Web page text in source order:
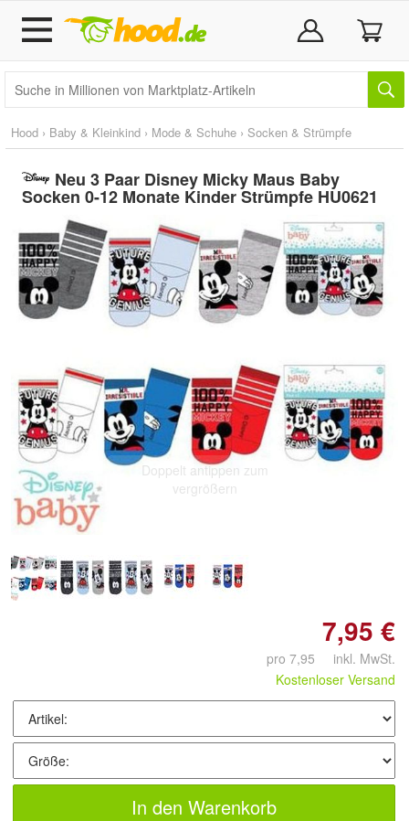
Hood › Baby & Kleinkind › Mode & Schuhe › Socken & Strümpfe
Neu 3 Paar Disney Micky Maus Baby
Socken 0-12 Monate Kinder Strümpfe HU0621
Doppelt antippen zum
vergrößern
7,95 €
pro 7,95 inkl. MwSt.
Kostenloser Versand
In den Warenkorb